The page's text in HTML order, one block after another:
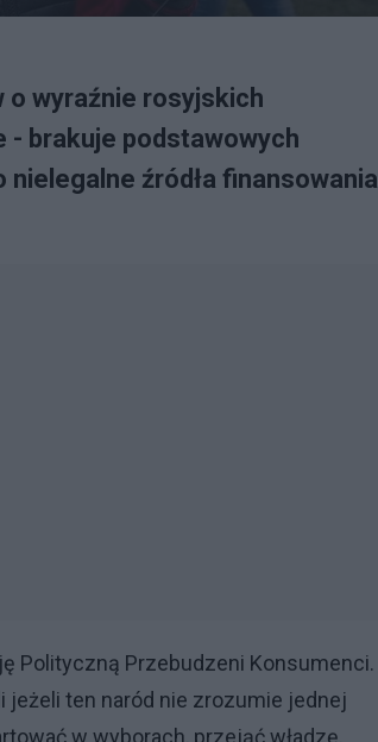
o wyraźnie rosyjskich
- brakuje podstawowych
źródła finansowania
Polityczną Przebudzeni Konsumenci.
jeżeli ten naród nie zrozumie jednej
w wyborach, przejąć władzę,